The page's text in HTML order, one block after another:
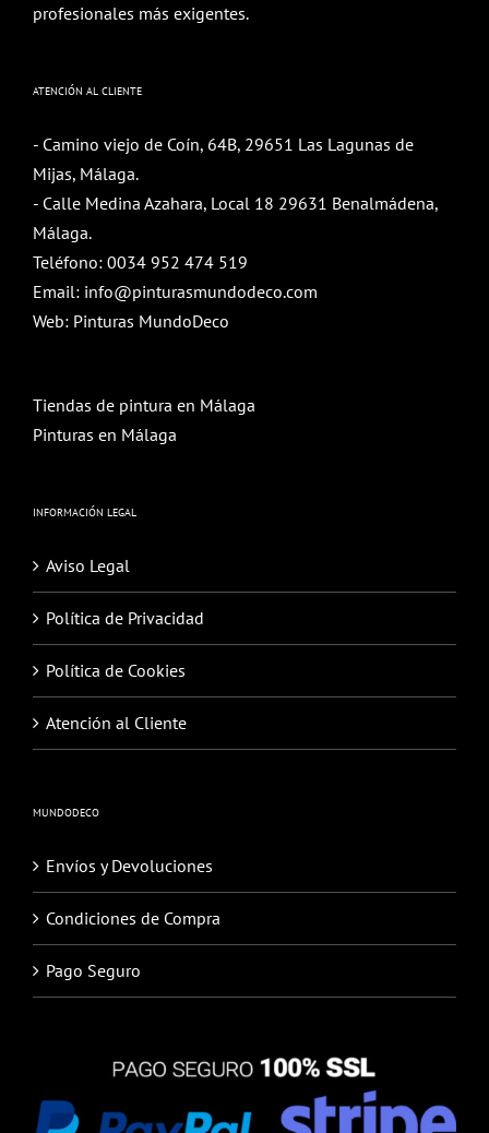
profesionales más exigentes.
ATENCIÓN AL CLIENTE
- Camino viejo de Coín, 64B, 29651 Las Lagunas de
Mijas, Málaga.
- Calle Medina Azahara, Local 18 29631 Benalmádena,
Málaga.
Teléfono: 0034 952 474 519
Email: info@pinturasmundodeco.com
Web: Pinturas MundoDeco
Tiendas de pintura en Málaga
Pinturas en Málaga
INFORMACIÓN LEGAL
Aviso Legal
Política de Privacidad
Política de Cookies
Atención al Cliente
MUNDODECO
Envíos y Devoluciones
Condiciones de Compra
Pago Seguro